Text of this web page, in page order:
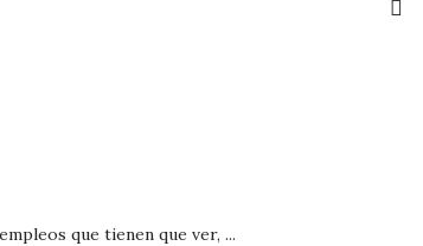
que tienen que ver, ...